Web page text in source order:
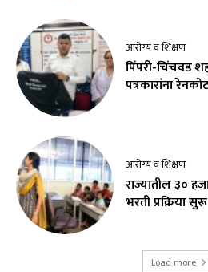
आरोग्य व शिक्षण
पिंपरी-चिंचवड
पत्रकारांना
आरोग्य व शिक्षण
राज्यातील ३०
भरती प्रक्रिया सुरू
Load more